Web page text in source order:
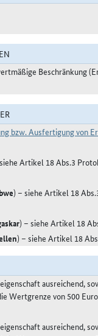
Beschränkung
bzw. Ausfertigung von
Artikel 18 Abs.3
) – siehe Artikel 18
) – siehe Artikel 18
) – siehe Artikel 18
ausreichend,
Wertgrenze von 500
ausreichend,